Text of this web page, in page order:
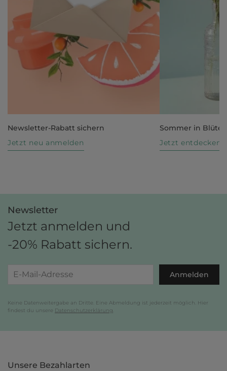
Newsletter-Rabatt sichern
Jetzt neu anmelden
Sommer in Blüte
Jetzt entdecken
Newsletter
Jetzt anmelden und
-20% Rabatt sichern.
Anmelden
Keine Datenweitergabe an Dritte. Eine Abmeldung ist jederzeit möglich. Hier
findest du unsere Datenschutzerklärung
Unsere Bezahlarten